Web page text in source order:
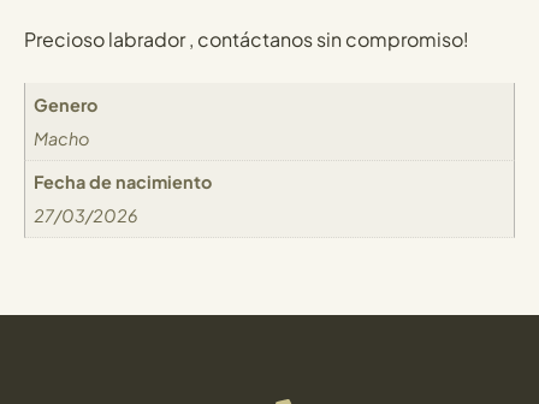
Precioso labrador , contáctanos sin compromiso!
Genero
Macho
Fecha de nacimiento
27/03/2026